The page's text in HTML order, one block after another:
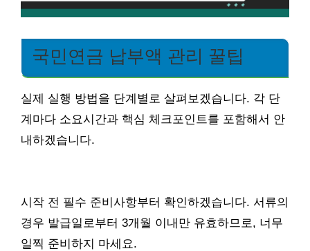
국민연금 납부액 관리 꿀팁
실제 실행 방법을 단계별로 살펴보겠습니다. 각 단
계마다 소요시간과 핵심 체크포인트를 포함해서 안
내하겠습니다.
시작 전 필수 준비사항부터 확인하겠습니다. 서류의
경우 발급일로부터 3개월 이내만 유효하므로, 너무
일찍 준비하지 마세요.